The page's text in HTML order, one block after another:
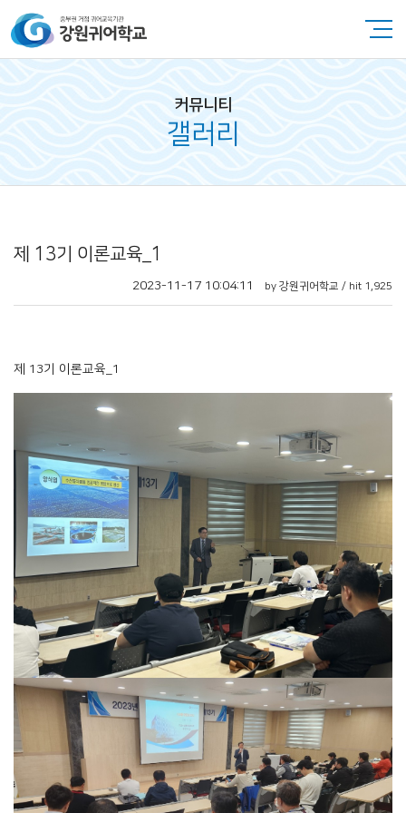
커뮤니티
갤러리
제 13기 이론교육_1
2023-11-17 10:04:11 by 강원귀어학교 / hit 1,925
제 13기 이론교육_1